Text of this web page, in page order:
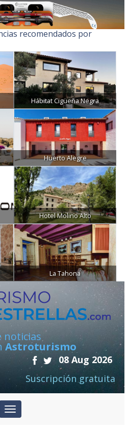
recomendados por
Hábitat Cigüeña Negra
Huerto Alegre
Hotel Molino Alto
La Tahona
noticias
Astroturismo
08 Aug 2026
Suscripción gratuita